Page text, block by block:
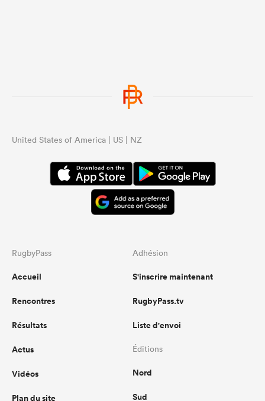
United States of America | US | NZ
RugbyPass
Accueil
Rencontres
Résultats
Actus
Vidéos
Plan du site
Adhésion
S'inscrire maintenant
RugbyPass.tv
Liste d'envoi
Éditions
Nord
Sud